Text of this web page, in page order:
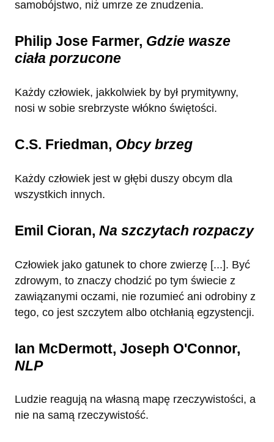
samobójstwo, niż umrze ze znudzenia.
Philip Jose Farmer, Gdzie wasze
ciała porzucone
Każdy człowiek, jakkolwiek by był prymitywny,
nosi w sobie srebrzyste włókno świętości.
C.S. Friedman, Obcy brzeg
Każdy człowiek jest w głębi duszy obcym dla
wszystkich innych.
Emil Cioran, Na szczytach rozpaczy
Człowiek jako gatunek to chore zwierzę [...]. Być
zdrowym, to znaczy chodzić po tym świecie z
zawiązanymi oczami, nie rozumieć ani odrobiny z
tego, co jest szczytem albo otchłanią egzystencji.
Ian McDermott, Joseph O'Connor,
NLP
Ludzie reagują na własną mapę rzeczywistości, a
nie na samą rzeczywistość.